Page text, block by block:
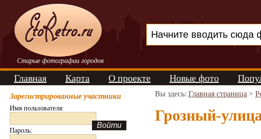
Старые фотографии городов
Главная Карта О проекте Новые фото
Зарегистрированные участники
Имя пользователя:
Пароль:
Вы здесь: Главная страница >
Грозный-